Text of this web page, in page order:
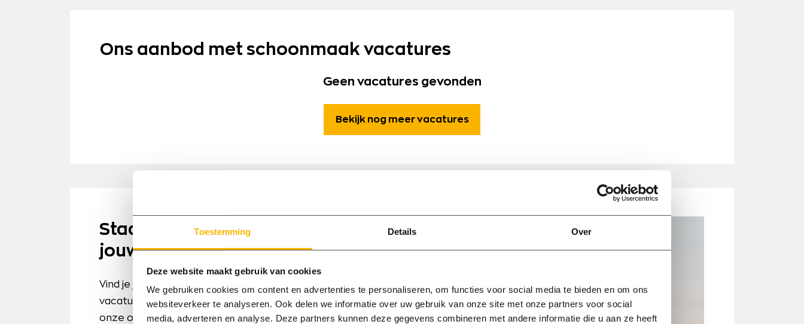
Toestemming Details Over
Deze website maakt gebruik van cookies
We gebruiken cookies om content en advertenties te personaliseren, om functies voor social media te bieden en om ons
websiteverkeer te analyseren. Ook delen we informatie over uw gebruik van onze site met onze partners voor social
media, adverteren en analyse. Deze partners kunnen deze gegevens combineren met andere informatie die u aan ze heeft
Ons aanbod met schoonmaak vacatures
Geen vacatures gevonden
Bekijk nog meer vacatures
Staat de schoonmaakbaan van
jouw wensen er nog niet tussen?
Vind je jouw ideale schoonmaakbaan nog niet tussen onze
vacatures? Neem dan contact met ons op. Wij kennen
onze opdrachtgevers goed en kunnen vaak een passende